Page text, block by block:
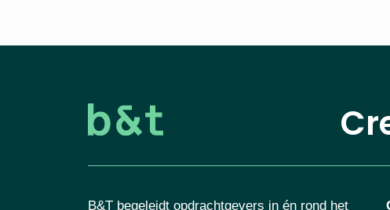
B&T begeleidt opdrachtgevers in én rond het